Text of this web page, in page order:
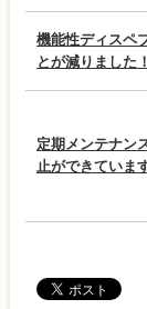
機能性ディスペ
とが減りました！
定期メンテナン
止ができていま